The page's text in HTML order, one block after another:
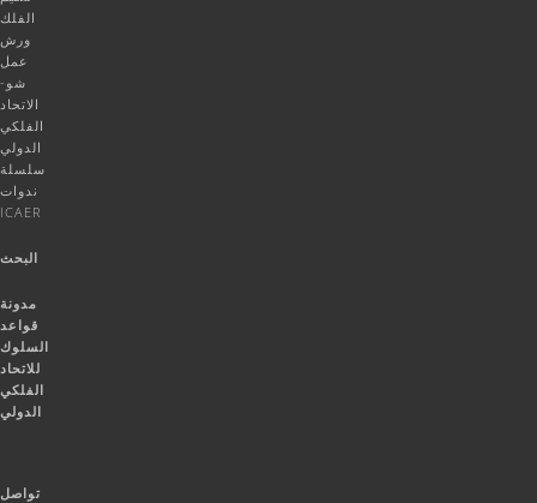
الفلك
ورش
عمل
شو-
الاتحاد
الفلكي
الدولي
سلسلة
ندوات
ICAER
البحث
مدونة
قواعد
السلوك
للاتحاد
الفلكي
الدولي
تواصل